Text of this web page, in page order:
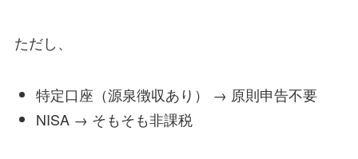
ただし、
特定口座（源泉徴収あり） → 原則申告不要
NISA → そもそも非課税